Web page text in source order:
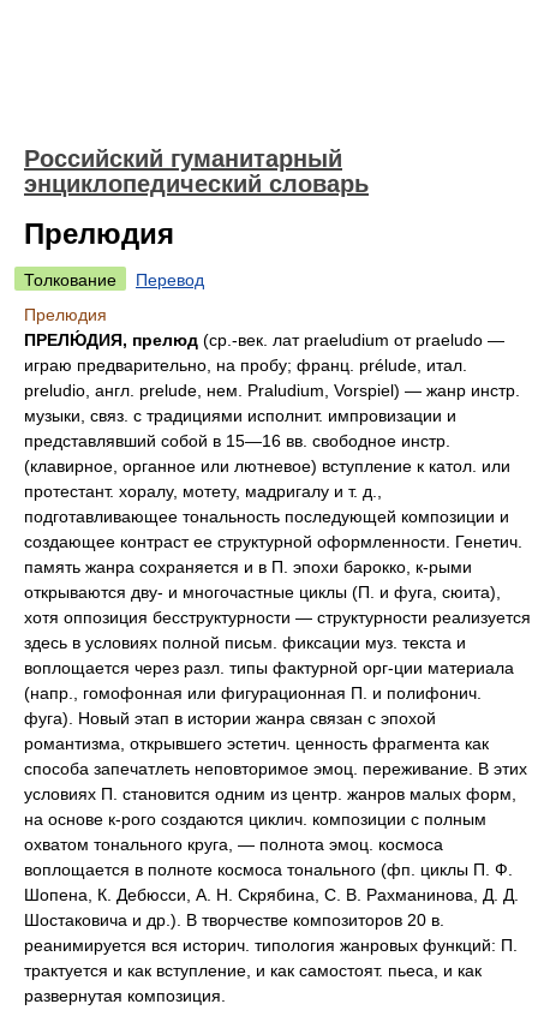
Российский гуманитарный
энциклопедический словарь
Прелюдия
Толкование
Перевод
Прелюдия
ПРЕЛЮ́ДИЯ, прелюд (ср.-век. лат praeludium от praeludo —
играю предварительно, на пробу; франц. prélude, итал.
preludio, англ. prelude, нем. Praludium, Vorspiel) — жанр инстр.
музыки, связ. с традициями исполнит. импровизации и
представлявший собой в 15—16 вв. свободное инстр.
(клавирное, органное или лютневое) вступление к катол. или
протестант. хоралу, мотету, мадригалу и т. д.,
подготавливающее тональность последующей композиции и
создающее контраст ее структурной оформленности. Генетич.
память жанра сохраняется и в П. эпохи барокко, к-рыми
открываются дву- и многочастные циклы (П. и фуга, сюита),
хотя оппозиция бесструктурности — структурности реализуется
здесь в условиях полной письм. фиксации муз. текста и
воплощается через разл. типы фактурной орг-ции материала
(напр., гомофонная или фигурационная П. и полифонич.
фуга). Новый этап в истории жанра связан с эпохой
романтизма, открывшего эстетич. ценность фрагмента как
способа запечатлеть неповторимое эмоц. переживание. В этих
условиях П. становится одним из центр. жанров малых форм,
на основе к-рого создаются циклич. композиции с полным
охватом тонального круга, — полнота эмоц. космоса
воплощается в полноте космоса тонального (фп. циклы П. Ф.
Шопена, К. Дебюсси, А. Н. Скрябина, С. В. Рахманинова, Д. Д.
Шостаковича и др.). В творчестве композиторов 20 в.
реанимируется вся историч. типология жанровых функций: П.
трактуется и как вступление, и как самостоят. пьеса, и как
развернутая композиция.